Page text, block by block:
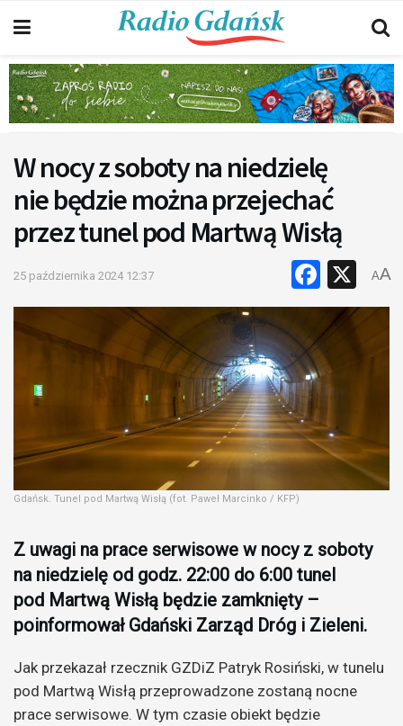
W nocy z soboty na niedzielę
nie będzie można przejechać
przez tunel pod Martwą Wisłą
25 października 2024 12:37 X
AA
Gdańsk. Tunel pod Martwą Wisłą (fot. Paweł Marcinko / KFP)
Z uwagi na prace serwisowe w nocy z soboty
na niedzielę od godz. 22:00 do 6:00 tunel
pod Martwą Wisłą będzie zamknięty –
poinformował Gdański Zarząd Dróg i Zieleni.
Jak przekazał rzecznik GZDiZ Patryk Rosiński, w tunelu
pod Martwą Wisłą przeprowadzone zostaną nocne
prace serwisowe. W tym czasie obiekt będzie